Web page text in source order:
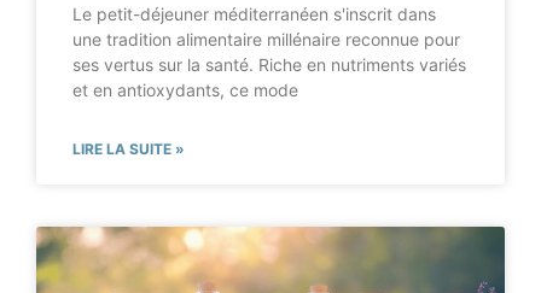
Le petit-déjeuner méditerranéen s'inscrit dans
une tradition alimentaire millénaire reconnue pour
ses vertus sur la santé. Riche en nutriments variés
et en antioxydants, ce mode
LIRE LA SUITE »